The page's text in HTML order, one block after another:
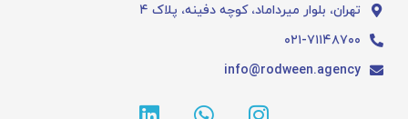
تهران، بلوار میرداماد، کوچه دفینه، پلاک ۴
۰۲۱-۷۱۱۴۸۷۰۰
info@rodween.agency